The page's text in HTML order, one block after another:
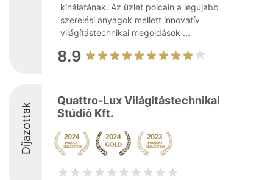
kínálatának. Az üzlet polcain a legújabb
szerelési anyagok mellett innovatív
világítástechnikai megoldások ...
8.9
Díjazottak
Quattro-Lux Világítástechnikai
Stúdió Kft.